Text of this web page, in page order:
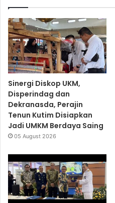
Sinergi Diskop UKM,
Disperindag dan
Dekranasda, Perajin
Tenun Kutim Disiapkan
Jadi UMKM Berdaya Saing
05 August 2026